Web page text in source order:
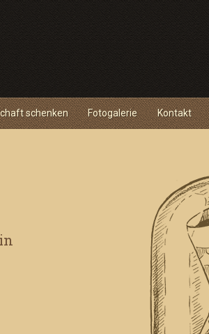
schenken Fotogalerie Kontakt